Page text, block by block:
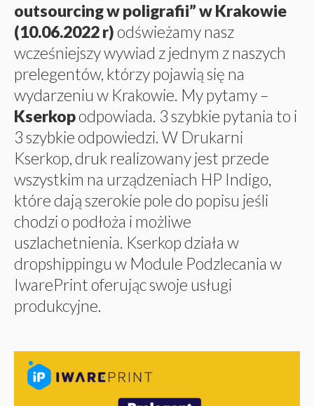
outsourcing w poligrafii” w Krakowie
(10.06.2022 r)odświeżamy nasz
wcześniejszy wywiad z jednym z naszych
prelegentów, którzy pojawią się na
wydarzeniu w Krakowie. My pytamy –
Kserkopodpowiada. 3 szybkie pytania to i
3 szybkie odpowiedzi. W Drukarni
Kserkop, druk realizowany jest przede
wszystkim na urządzeniach HP Indigo,
które dają szerokie pole do popisu jeśli
chodzi o podłoża i możliwe
uszlachetnienia. Kserkop działa w
dropshippingu w Module Podzlecania w
IwarePrint oferując swoje usługi
produkcyjne.